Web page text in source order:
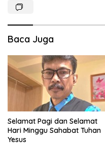
Baca Juga
Selamat Pagi dan Selamat
Hari Minggu Sahabat Tuhan
Yesus